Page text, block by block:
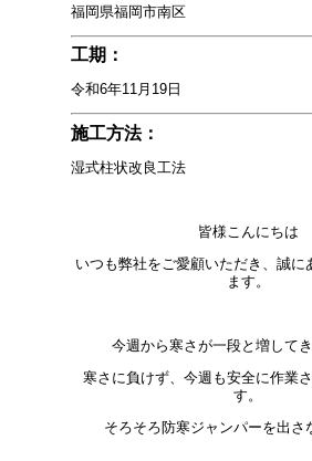
福岡県福岡市南区
工期：
令和6年11月19日
施工方法：
湿式柱状改良工法
皆様こんにちは
いつも弊社をご愛顧いただき、誠に
ます。
今週から寒さが一段と増してき
寒さに負けず、今週も安全に作業
す。
そろそろ防寒ジャンパーを出さ